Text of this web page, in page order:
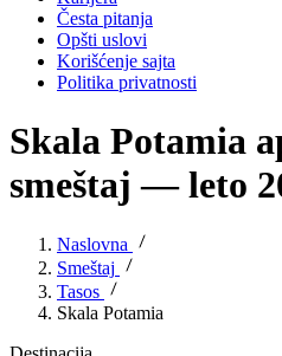
Česta pitanja
Opšti uslovi
Korišćenje sajta
Politika privatnosti
Skala Potamia
smeštaj — leto
Naslovna
Smeštaj
Tasos
Skala Potamia